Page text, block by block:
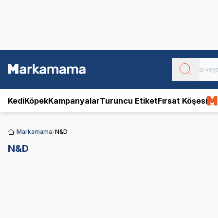
KediKöpekKampanyalarTuruncu EtiketFırsat Köşesi
Markamama N&D
N&D